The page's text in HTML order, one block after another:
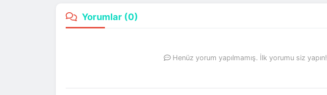
Yorumlar (0)
Henüz yorum yapılmamış. İlk yorumu siz yapın!